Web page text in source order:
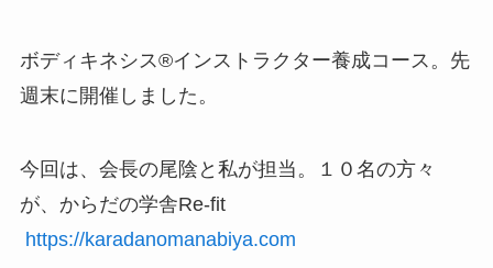
ボディキネシス®︎インストラクター養成コース。先
週末に開催しました。
今回は、会長の尾陰と私が担当。１０名の方々
が、からだの学舎Re-fit
https://karadanomanabiya.com